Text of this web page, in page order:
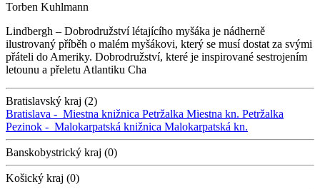
Torben Kuhlmann
Lindbergh – Dobrodružství létajícího myšáka je nádherně
ilustrovaný příběh o malém myšákovi, který se musí dostat za svými
přáteli do Ameriky. Dobrodružství, které je inspirované sestrojením
letounu a přeletu Atlantiku Cha
Bratislavský kraj (2)
Bratislava - Miestna knižnica Petržalka Miestna kn. Petržalka
Pezinok - Malokarpatská knižnica Malokarpatská kn.
Banskobystrický kraj (0)
Košický kraj (0)